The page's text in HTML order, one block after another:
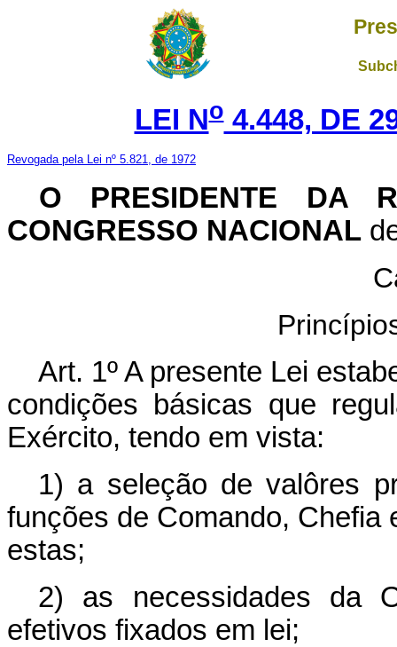
LEI No4.448, DE
Revogada pela Lei nº 5.821, de 1972
O PRESIDENTE DA
CONGRESSO NACIONAL
Art. 1º A presente Lei
condições básicas que
Exército, tendo em vista:
1) a seleção de valôres
funções de Comando, Chefia
estas;
2) as necessidades da
efetivos fixados em lei;